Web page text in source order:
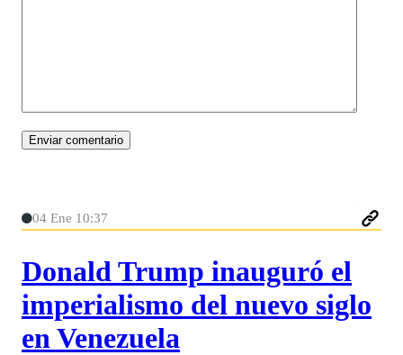
04 Ene 10:37
Donald Trump inauguró el
imperialismo del nuevo siglo
en Venezuela